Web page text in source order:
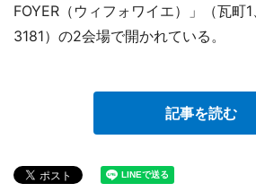
FOYER（ウィフォワイエ）」（瓦
3181）の2会場で開かれている。
記事を読む